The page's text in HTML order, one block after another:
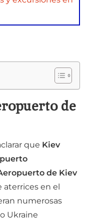
de
que Kiev
de Kiev
aterrices en el
numerosas
Ukraine